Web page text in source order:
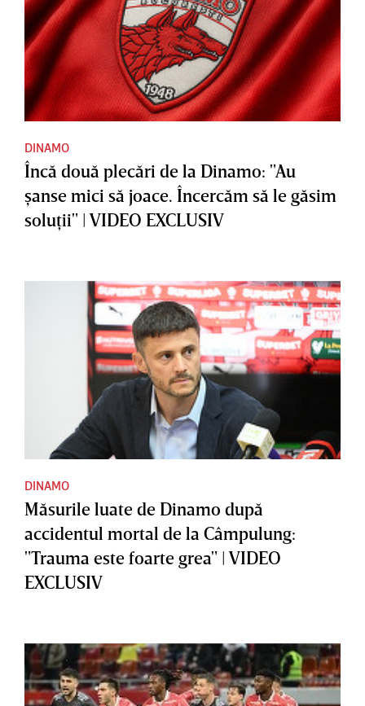
DINAMO
Încă două plecări de la Dinamo: "Au
şanse mici să joace. Încercăm să le găsim
soluţii" | VIDEO EXCLUSIV
DINAMO
Măsurile luate de Dinamo după
accidentul mortal de la Câmpulung:
"Trauma este foarte grea" | VIDEO
EXCLUSIV